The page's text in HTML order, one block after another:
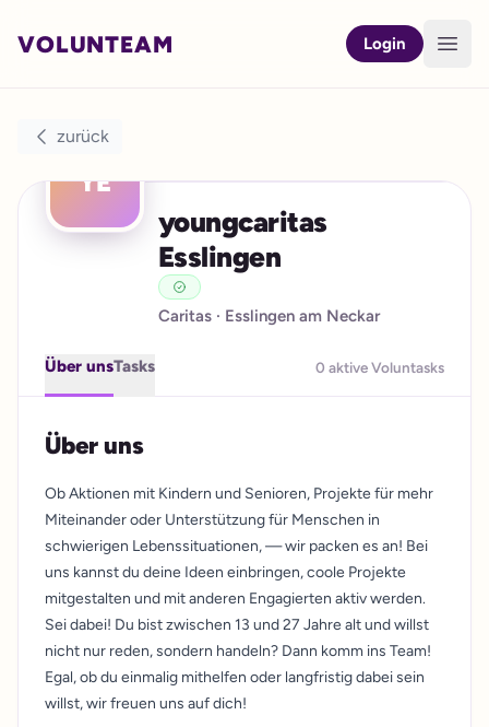
VOLUNTEAM Login
zurück
YE
youngcaritas
Esslingen
Caritas · Esslingen am Neckar
Über unsTasks 0 aktive Voluntasks
Über uns
Ob Aktionen mit Kindern und Senioren, Projekte für mehr
Miteinander oder Unterstützung für Menschen in
schwierigen Lebenssituationen, — wir packen es an! Bei
uns kannst du deine Ideen einbringen, coole Projekte
mitgestalten und mit anderen Engagierten aktiv werden.
Sei dabei! Du bist zwischen 13 und 27 Jahre alt und willst
nicht nur reden, sondern handeln? Dann komm ins Team!
Egal, ob du einmalig mithelfen oder langfristig dabei sein
willst, wir freuen uns auf dich!